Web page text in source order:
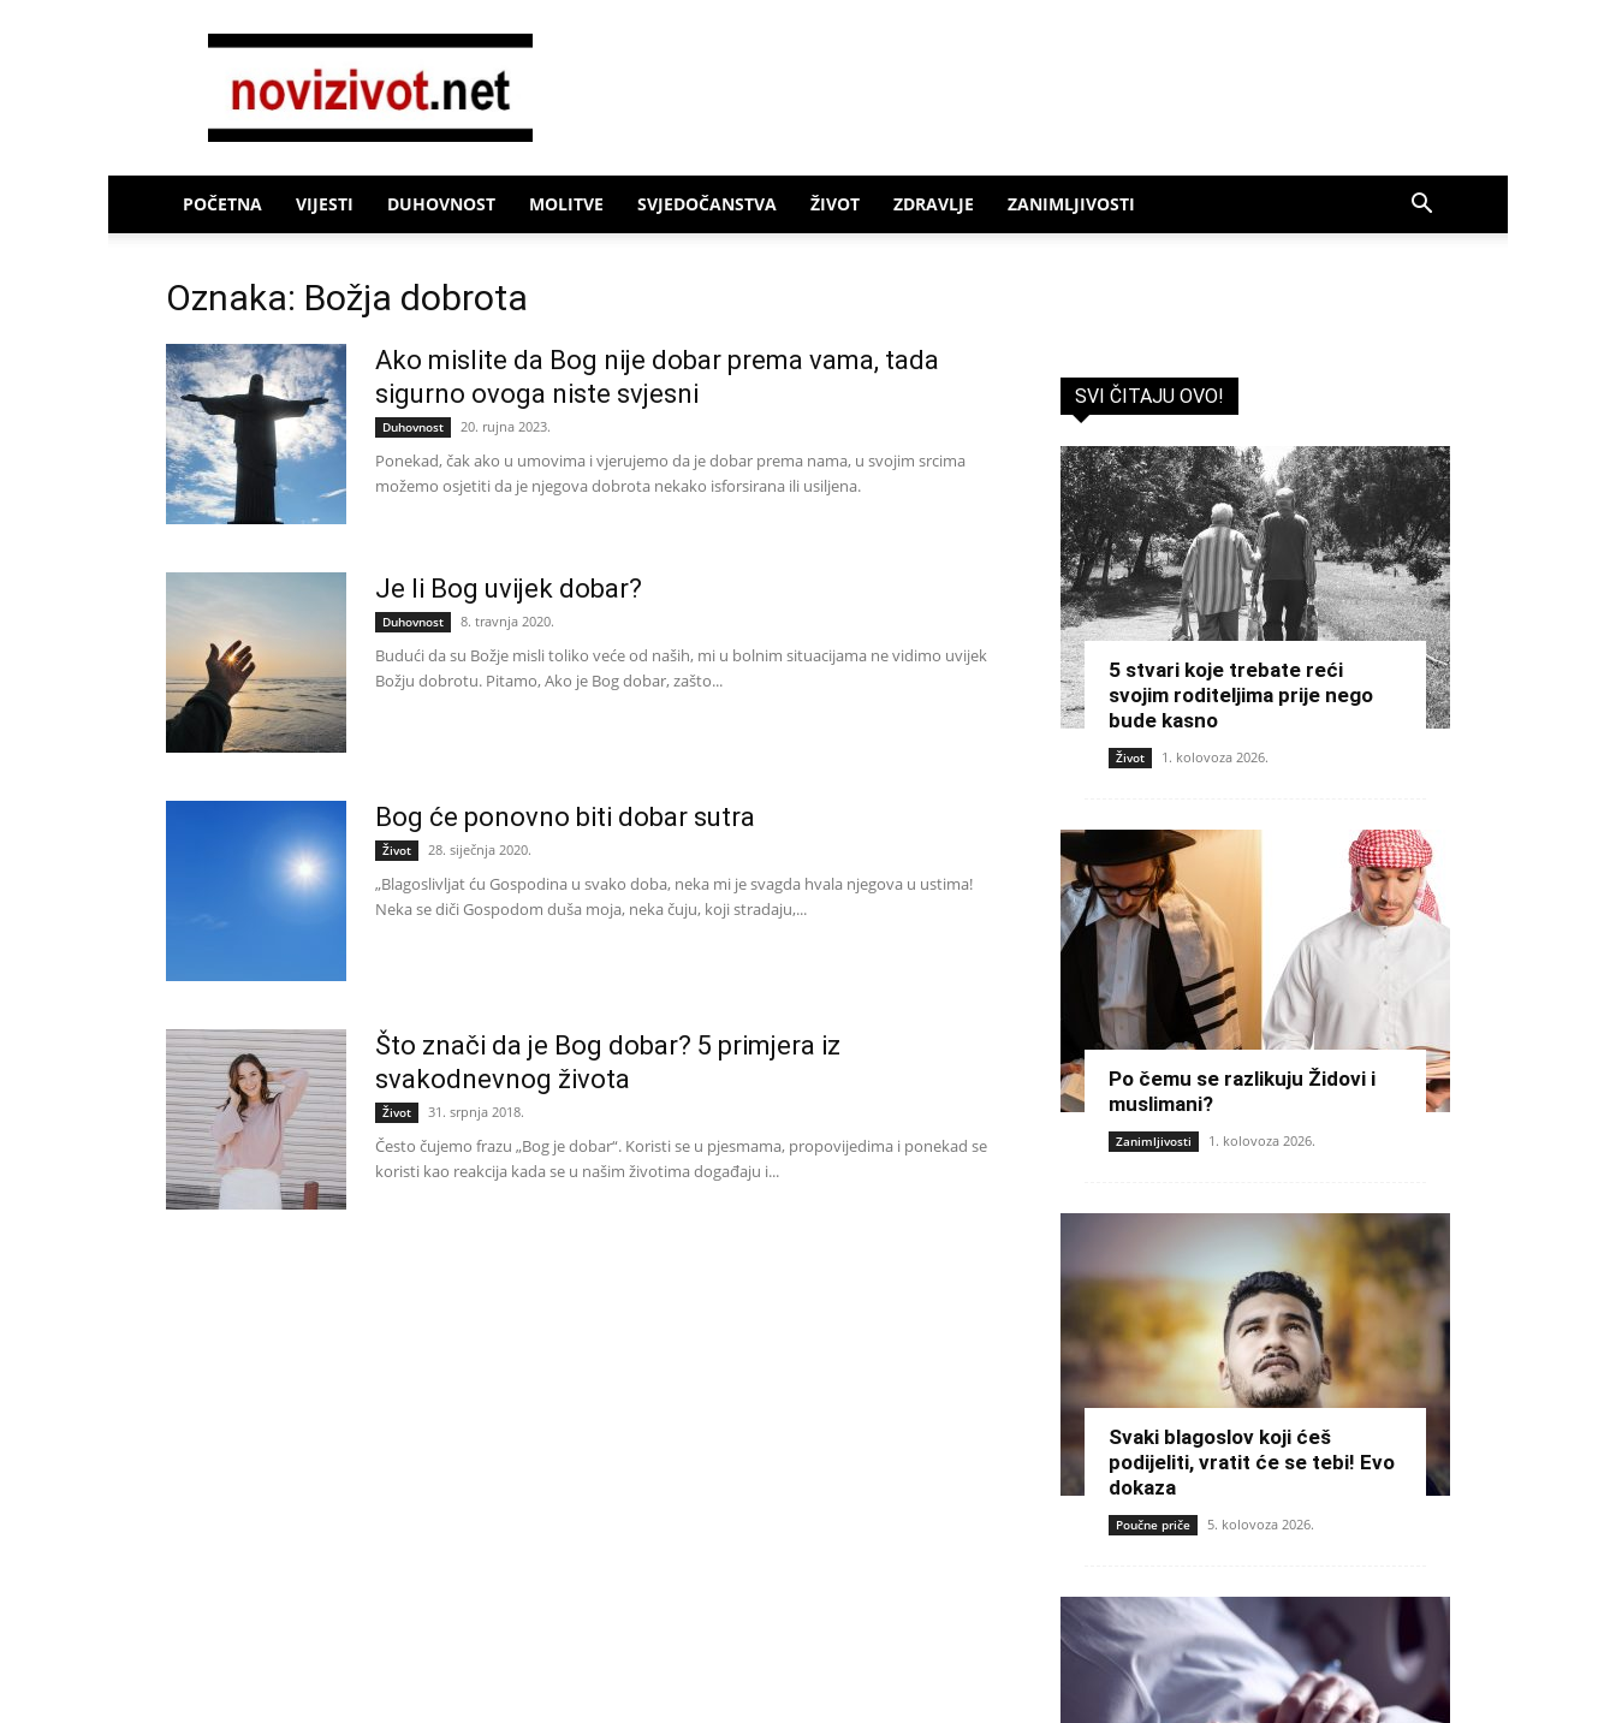
Novi
POČETNA VIJESTI DUHOVNOST MOLITVE SVJEDOČANSTVA ŽIVOT ZDRAVLJE ZANIMLJIVOSTI
Oznaka: Božja dobrota
Ako mislite da Bog nije dobar prema vama, tada
sigurno ovoga niste svjesni
Duhovnost 20. rujna 2023.
Ponekad, čak ako u umovima i vjerujemo da je dobar prema nama, u svojim srcima
možemo osjetiti da je njegova dobrota nekako isforsirana ili usiljena.
Je li Bog uvijek dobar?
Duhovnost 8. travnja 2020.
Budući da su Božje misli toliko veće od naših, mi u bolnim situacijama ne vidimo uvijek
Božju dobrotu. Pitamo, Ako je Bog dobar, zašto...
Bog će ponovno biti dobar sutra
Život 28. siječnja 2020.
„Blagoslivljat ću Gospodina u svako doba, neka mi je svagda hvala njegova u ustima!
Neka se diči Gospodom duša moja, neka čuju, koji stradaju,...
Što znači da je Bog dobar? 5 primjera iz
svakodnevnog života
Život 31. srpnja 2018.
Često čujemo frazu „Bog je dobar“. Koristi se u pjesmama, propovijedima i ponekad se
koristi kao reakcija kada se u našim životima događaju i...
SVI ČITAJU OVO!
5 stvari koje trebate reći
svojim roditeljima prije nego
bude kasno
Život 1. kolovoza 2026.
Po čemu se razlikuju Židovi i
muslimani?
Zanimljivosti 1. kolovoza 2026.
Svaki blagoslov koji ćeš
podijeliti, vratit će se tebi! Evo
dokaza
Poučne priče 5. kolovoza 2026.